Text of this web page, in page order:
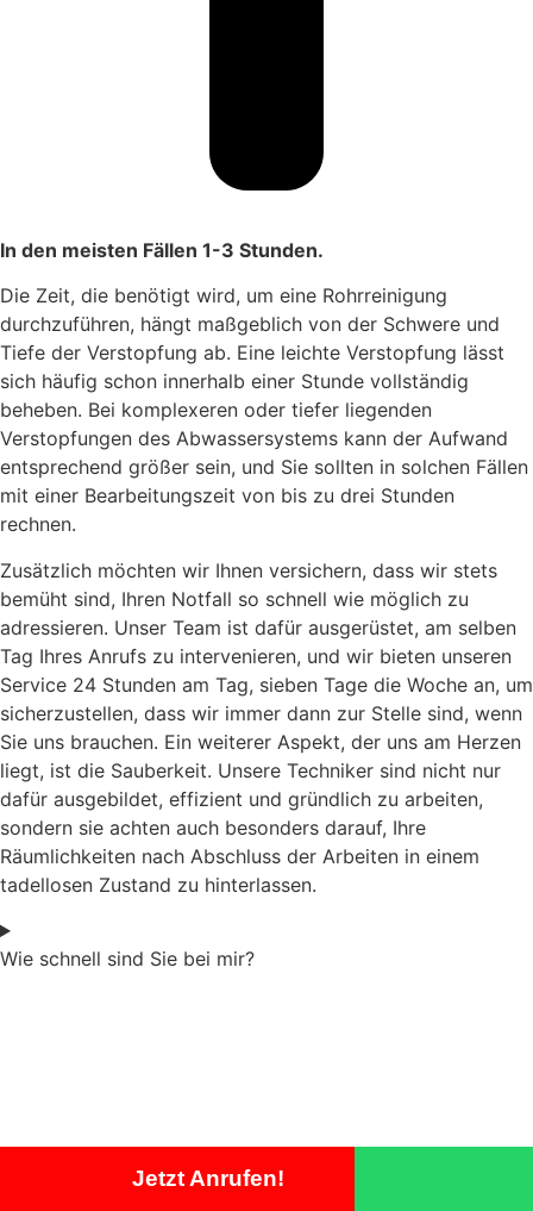
In den meisten Fällen 1-3 Stunden.
Die Zeit, die benötigt wird, um eine Rohrreinigung
durchzuführen, hängt maßgeblich von der Schwere und
Tiefe der Verstopfung ab. Eine leichte Verstopfung lässt
sich häufig schon innerhalb einer Stunde vollständig
beheben. Bei komplexeren oder tiefer liegenden
Verstopfungen des Abwassersystems kann der Aufwand
entsprechend größer sein, und Sie sollten in solchen Fällen
mit einer Bearbeitungszeit von bis zu drei Stunden
rechnen.
Zusätzlich möchten wir Ihnen versichern, dass wir stets
bemüht sind, Ihren Notfall so schnell wie möglich zu
adressieren. Unser Team ist dafür ausgerüstet, am selben
Tag Ihres Anrufs zu intervenieren, und wir bieten unseren
Service 24 Stunden am Tag, sieben Tage die Woche an, um
sicherzustellen, dass wir immer dann zur Stelle sind, wenn
Sie uns brauchen. Ein weiterer Aspekt, der uns am Herzen
liegt, ist die Sauberkeit. Unsere Techniker sind nicht nur
dafür ausgebildet, effizient und gründlich zu arbeiten,
sondern sie achten auch besonders darauf, Ihre
Räumlichkeiten nach Abschluss der Arbeiten in einem
tadellosen Zustand zu hinterlassen.
Wie schnell sind Sie bei mir?
Jetzt Anrufen!